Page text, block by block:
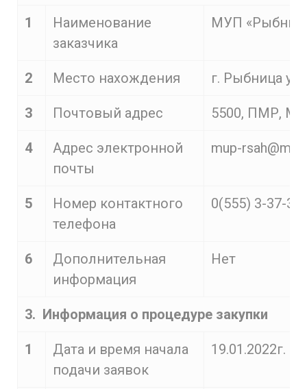
1
Наименование
заказчика
МУП
2 Место нахождения г. Рыбница
3 Почтовый адрес 5500, ПМР,
4
Адрес электронной
почты
mup-
5
Номер контактного
телефона
0(555) 3-37-35
6
Дополнительная
информация
Нет
3. Информация о процедуре закупки
1
Дата и время начала
подачи заявок
19.01.2022г. в